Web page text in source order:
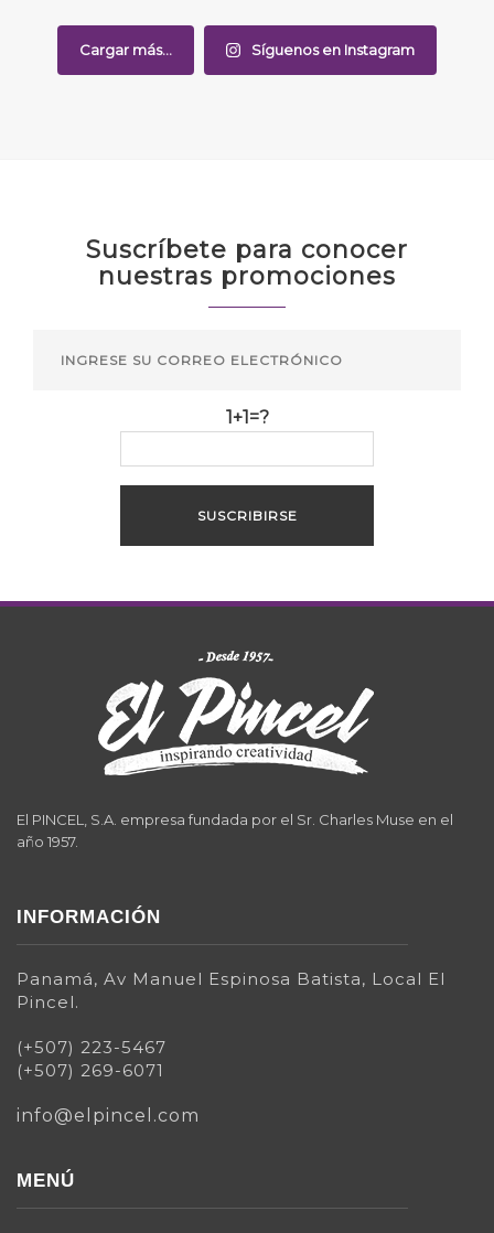
Cargar más... Síguenos en Instagram
Suscríbete para conocer
nuestras promociones
1+1=?
El PINCEL, S.A. empresa fundada por el Sr. Charles Muse en el
año 1957.
INFORMACIÓN
Panamá, Av Manuel Espinosa Batista, Local El
Pincel.
(+507) 223-5467
(+507) 269-6071
info@elpincel.com
MENÚ